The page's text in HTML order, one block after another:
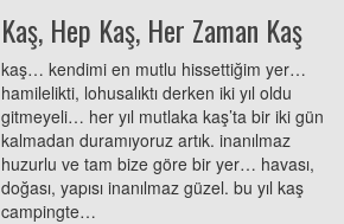
Kaş, Hep Kaş, Her Zaman Kaş
kaş… kendimi en mutlu hissettiğim yer…
hamilelikti, lohusalıktı derken iki yıl oldu
gitmeyeli… her yıl mutlaka kaş’ta bir iki gün
kalmadan duramıyoruz artık. inanılmaz
huzurlu ve tam bize göre bir yer… havası,
doğası, yapısı inanılmaz güzel. bu yıl kaş
campingte…